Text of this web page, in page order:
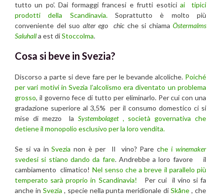
tutto un po’. Dai formaggi francesi e frutti esoticiai tipici
prodotti della Scandinavia.Soprattutto è molto più
conveniente del suo alter ego chic che si chiama Östermalms
Saluhalla est diStoccolma.
Cosa si beve in Svezia?
Discorso a parte si deve fare per le bevande alcoliche. Poiché
per vari motivi in Svezia l’alcolismo era diventato un problema
grosso, il governo fece di tutto per eliminarlo. Per cui con una
gradazione superiore al 3,5% per il consumo domestico ci si
mise di mezzo la Systembolaget , società governativa che
detiene il monopolio esclusivo per la loro vendita.
Se si va inSvezia non è per Il vino? Pare che iwinemaker
svedesi si stiano dando da fare. Andrebbe a loro favore il
cambiamento climatico! Nel senso che a breve il parallelo più
temperato sarà proprio in Scandinavia! Per cui il vino si fa
anche in Svezia , specie nella punta meridionale diSkåne , che